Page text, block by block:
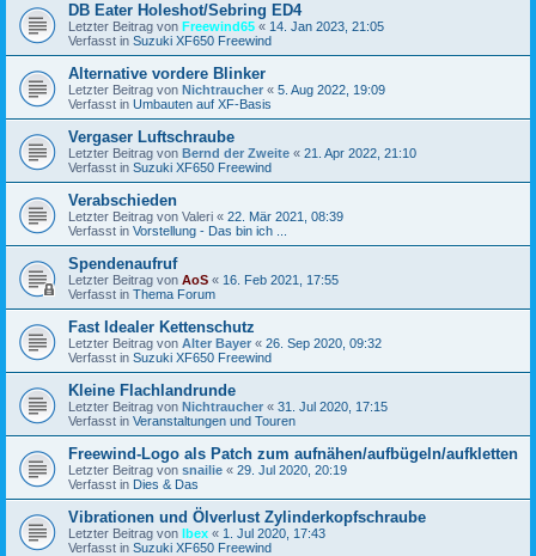
DB Eater Holeshot/Sebring ED4
Letzter Beitrag von Freewind65 « 14. Jan 2023, 21:05
Verfasst in Suzuki XF650 Freewind
Alternative vordere Blinker
Letzter Beitrag von Nichtraucher « 5. Aug 2022, 19:09
Verfasst in Umbauten auf XF-Basis
Vergaser Luftschraube
Letzter Beitrag von Bernd der Zweite « 21. Apr 2022, 21:10
Verfasst in Suzuki XF650 Freewind
Verabschieden
Letzter Beitrag von Valeri « 22. Mär 2021, 08:39
Verfasst in Vorstellung - Das bin ich ...
Spendenaufruf
Letzter Beitrag von AoS « 16. Feb 2021, 17:55
Verfasst in Thema Forum
Fast Idealer Kettenschutz
Letzter Beitrag von Alter Bayer « 26. Sep 2020, 09:32
Verfasst in Suzuki XF650 Freewind
Kleine Flachlandrunde
Letzter Beitrag von Nichtraucher « 31. Jul 2020, 17:15
Verfasst in Veranstaltungen und Touren
Freewind-Logo als Patch zum aufnähen/aufbügeln/aufkletten
Letzter Beitrag von snailie « 29. Jul 2020, 20:19
Verfasst in Dies & Das
Vibrationen und Ölverlust Zylinderkopfschraube
Letzter Beitrag von Ibex « 1. Jul 2020, 17:43
Verfasst in Suzuki XF650 Freewind